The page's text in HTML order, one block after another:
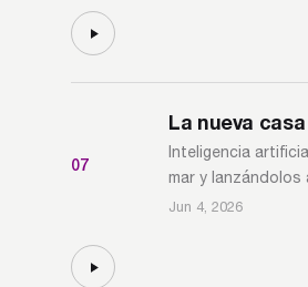
07
La nueva
Inteligencia
mar y lanzándolos
Jun 4, 2026